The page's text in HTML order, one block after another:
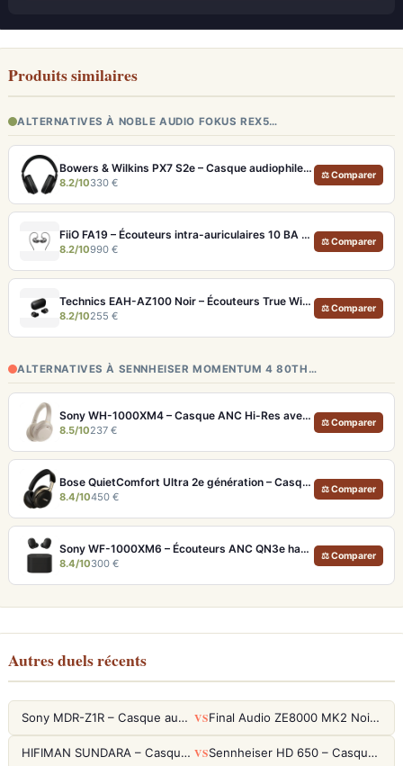
Produits similaires
ALTERNATIVES À NOBLE AUDIO FOKUS REX5…
Bowers & Wilkins PX7 S2e – Casque audiophile sans fil ANC 30h
8.2/10330 €
⚖ Comparer
FiiO FA19 – Écouteurs intra-auriculaires 10 BA Knowles avec technologie S.Turbo
8.2/10990 €
⚖ Comparer
Technics EAH-AZ100 Noir – Écouteurs True Wireless audiophiles avec drivers MFD et autonomie 29h
8.2/10255 €
⚖ Comparer
ALTERNATIVES À SENNHEISER MOMENTUM 4 80TH…
Sony WH-1000XM4 – Casque ANC Hi-Res avec autonomie 30h
8.5/10237 €
⚖ Comparer
Bose QuietComfort Ultra 2e génération – Casque ANC premium avec son immersif spatial et 30h d'autonomie
8.4/10450 €
⚖ Comparer
Sony WF-1000XM6 – Écouteurs ANC QN3e haute fidélité
8.4/10300 €
⚖ Comparer
Autres duels récents
Sony MDR-Z1R – Casque audiophile fermé haute résolution VS Final Audio ZE8000 MK2 Noir – Écouteurs True Wireless audiophiles 8K Sound
HIFIMAN SUNDARA – Casque Planar Magnetic Ouvert Over-Ear Audiophile VS Sennheiser HD 650 – Casque audiophile ouvert pour l'écoute analytique